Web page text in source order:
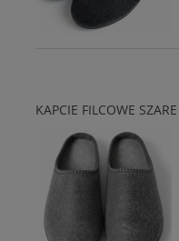
KAPCIE FILCOWE